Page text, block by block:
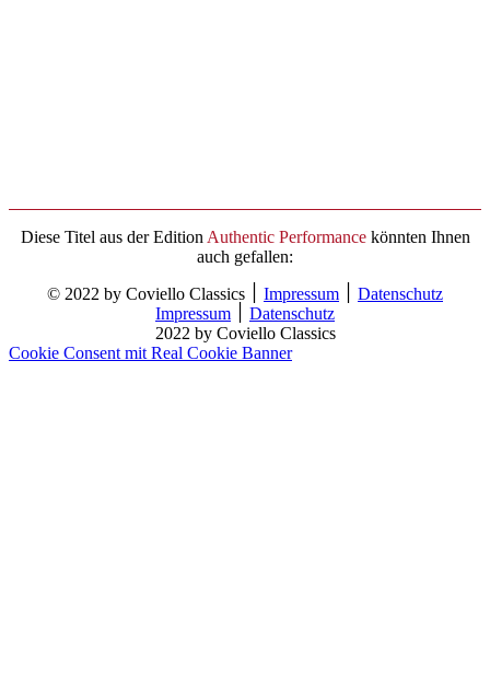
Diese Titel aus der Edition Authentic Performancekönnten Ihnen
auch gefallen:
Impressum
Datenschutz
Impressum
Datenschutz
2022 by Coviello Classics
Cookie Consent mit Real Cookie Banner